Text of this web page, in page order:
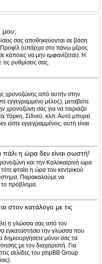
μου;
σας αποθηκεύονται σε βάση
Προφίλ (υπάρχει στο πάνω μέρος
κάποιες να μην εμφανίζεται). Η
ρυθμίσεις σας.
χρονοζώνης από αυτήν στην
εγγεγραμμένο μέλος), μεταβείτε
χρονοζώνη σας για να ταιριάζει
Υόρκη, Σίδνεϋ, κλπ. Αυτό μπορεί
είστε εγγεγραμμένος, αυτή είναι
η ώρα δεν είναι σωστή!
και την Καλοκαιρινή ώρα
φταίει η ώρα του κεντρικού
Παρακαλούμε να
το πρόβλημα.
στον κατάλογο με τις
η γλώσσα σας από τον
εγκαταστήσει την γλώσσα που
δημιουργήσετε μόνοι σας τα
με τον διαχειριστή. Για
σελίδες του phpBB Group